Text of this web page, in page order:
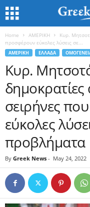
Home ΑΜΕΡΙΚΗ
Κυρ.
προσφέρουν εύκολες λύσεις σε...
ΑΜΕΡΙΚΗ ΕΛΛΑΔΑ
Κυρ.
δημοκρατίες
σειρήνες
εύκολες
προβλήματα
By Greek News - May 24, 2022